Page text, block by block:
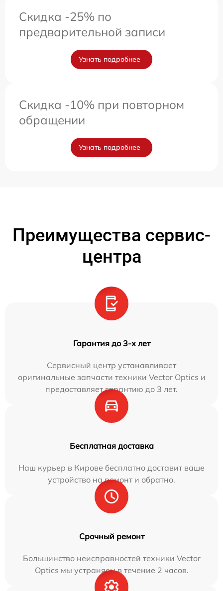
Скидка -25% по
предварительной записи
Узнать подробнее
Скидка -10% при повторном
обращении
Узнать подробнее
Преимущества сервис-
центра
Гарантия до 3-х лет
Сервисный центр устанавливает
оригинальные запчасти техники Vector Optics и
предоставляет гарантию до 3 лет.
Бесплатная доставка
Наш курьер в Кирове бесплатно доставит ваше
устройство на ремонт и обратно.
Срочный ремонт
Большинство неисправностей техники Vector
Optics мы устраняем в течение 2 часов.